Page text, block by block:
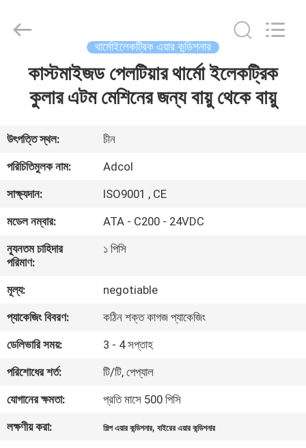
ভিডিও
আমাদের
সম্পর্কে
ভ্রমণ
মান
নিয়ন্ত্রণ
যোগাযোগ
করুন
থার্মোইলেকট্রিক এয়ার কন্ডিশনার
কাস্টমাইজড পেলটিয়ার থার্মো ইলেকট্রিক
কুলার এটম মেশিনের জন্য বায়ু থেকে বায়ু
উৎপত্তি স্থল:
চীন
পরিচিতিমুলক নাম:
Adcol
সাক্ষ্যদান:
ISO9001 , CE
মডেল নম্বার:
ATA - C200 - 24VDC
ন্যূনতম চাহিদার
পরিমাণ:
১ পিসি
মূল্য:
negotiable
প্যাকেজিং বিবরণ:
কঠিন শক্ত কাগজ প্যাকেজিং
ডেলিভারি সময়:
3 - 4 সপ্তাহ
পরিশোধের শর্ত:
টি/টি, পেপ্যাল
যোগানের ক্ষমতা:
প্রতি মাসে 500 পিসি
লক্ষণীয় করা:
শিল্প এয়ার কন্ডিশনার,বাইরের এয়ার কন্ডিশনার